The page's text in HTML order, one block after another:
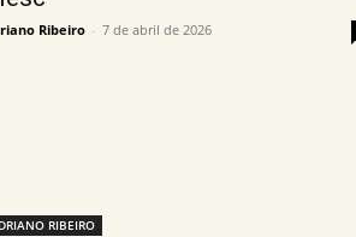
Ribeiro - 7 de abril de 2026
RIBEIRO